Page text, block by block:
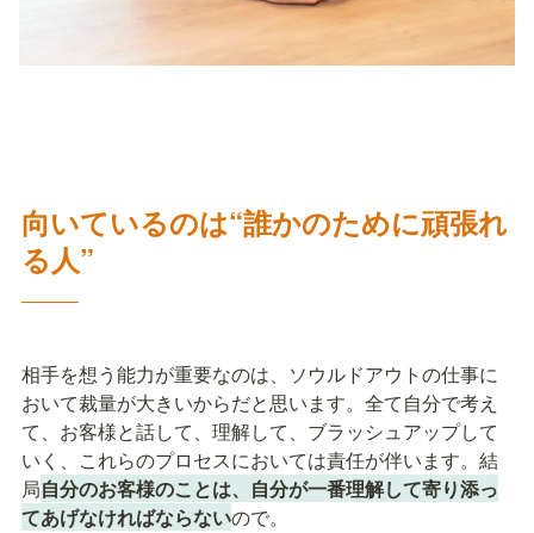
向いているのは“誰かのために頑張れ
る人”
―――
相手を想う能力が重要なのは、ソウルドアウトの仕事に
おいて裁量が大きいからだと思います。全て自分で考え
て、お客様と話して、理解して、ブラッシュアップして
いく、これらのプロセスにおいては責任が伴います。結
局自分のお客様のことは、自分が一番理解して寄り添っ
てあげなければならないので。